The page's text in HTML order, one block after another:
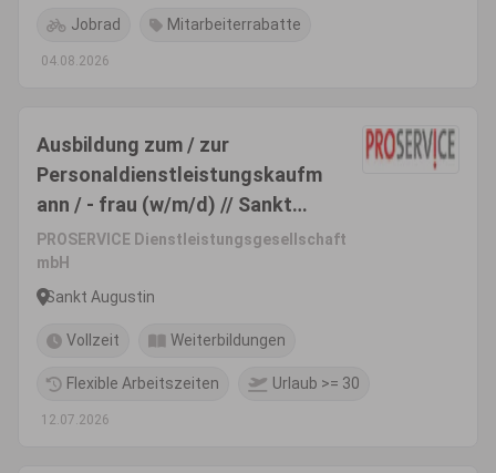
Jobrad Mitarbeiterrabatte
04.08.2026
Ausbildung zum / zur
Personaldienstleistungskaufm
ann / - frau (w/m/d) // Sankt
Augustin
PROSERVICE Dienstleistungsgesellschaft
mbH
Sankt Augustin
Vollzeit Weiterbildungen
Flexible Arbeitszeiten Urlaub >= 30
12.07.2026